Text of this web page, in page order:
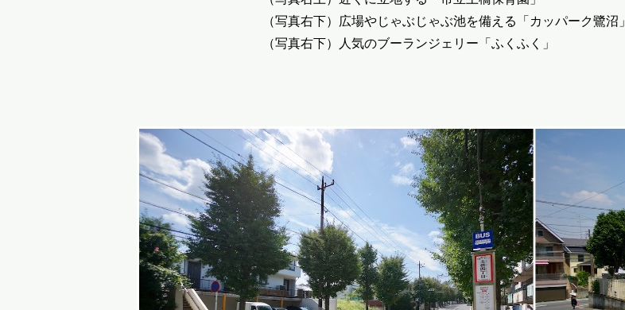
（写真右下）広場やじゃぶじゃぶ池を備える「カッパーク鷺沼」
（写真右下）人気のブーランジェリー「ふくふく」